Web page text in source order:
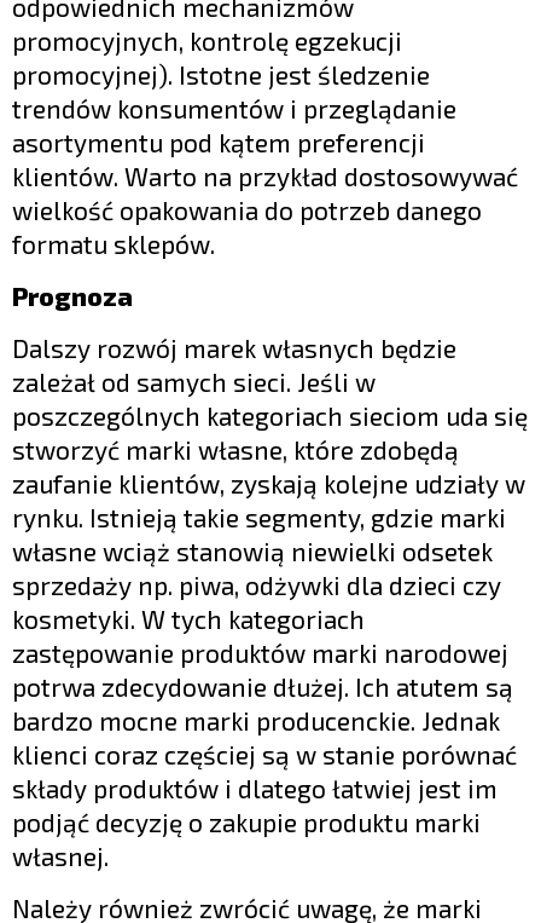
odpowiednich mechanizmów
promocyjnych, kontrolę egzekucji
promocyjnej). Istotne jest śledzenie
trendów konsumentów i przeglądanie
asortymentu pod kątem preferencji
klientów. Warto na przykład dostosowywać
wielkość opakowania do potrzeb danego
formatu sklepów.
Prognoza
Dalszy rozwój marek własnych będzie
zależał od samych sieci. Jeśli w
poszczególnych kategoriach sieciom uda się
stworzyć marki własne, które zdobędą
zaufanie klientów, zyskają kolejne udziały w
rynku. Istnieją takie segmenty, gdzie marki
własne wciąż stanowią niewielki odsetek
sprzedaży np. piwa, odżywki dla dzieci czy
kosmetyki. W tych kategoriach
zastępowanie produktów marki narodowej
potrwa zdecydowanie dłużej. Ich atutem są
bardzo mocne marki producenckie. Jednak
klienci coraz częściej są w stanie porównać
składy produktów i dlatego łatwiej jest im
podjąć decyzję o zakupie produktu marki
własnej.
Należy również zwrócić uwagę, że marki